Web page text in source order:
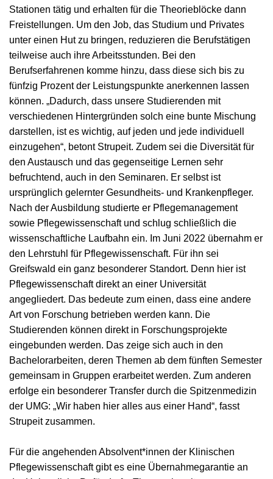
Stationen tätig und erhalten für die Theorieblöcke dann
Freistellungen. Um den Job, das Studium und Privates
unter einen Hut zu bringen, reduzieren die Berufstätigen
teilweise auch ihre Arbeitsstunden. Bei den
Berufserfahrenen komme hinzu, dass diese sich bis zu
fünfzig Prozent der Leistungspunkte anerkennen lassen
können. „Dadurch, dass unsere Studierenden mit
verschiedenen Hintergründen solch eine bunte Mischung
darstellen, ist es wichtig, auf jeden und jede individuell
einzugehen“, betont Strupeit. Zudem sei die Diversität für
den Austausch und das gegenseitige Lernen sehr
befruchtend, auch in den Seminaren. Er selbst ist
ursprünglich gelernter Gesundheits- und Krankenpfleger.
Nach der Ausbildung studierte er Pflegemanagement
sowie Pflegewissenschaft und schlug schließlich die
wissenschaftliche Laufbahn ein. Im Juni 2022 übernahm er
den Lehrstuhl für Pflegewissenschaft. Für ihn sei
Greifswald ein ganz besonderer Standort. Denn hier ist
Pflegewissenschaft direkt an einer Universität
angegliedert. Das bedeute zum einen, dass eine andere
Art von Forschung betrieben werden kann. Die
Studierenden können direkt in Forschungsprojekte
eingebunden werden. Das zeige sich auch in den
Bachelorarbeiten, deren Themen ab dem fünften Semester
gemeinsam in Gruppen erarbeitet werden. Zum anderen
erfolge ein besonderer Transfer durch die Spitzenmedizin
der UMG: „Wir haben hier alles aus einer Hand“, fasst
Strupeit zusammen.
Für die angehenden Absolvent*innen der Klinischen
Pflegewissenschaft gibt es eine Übernahmegarantie an